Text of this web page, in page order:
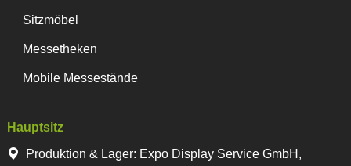
Sitzmöbel
Messetheken
Mobile Messestände
Hauptsitz
Produktion & Lager: Expo Display Service GmbH,